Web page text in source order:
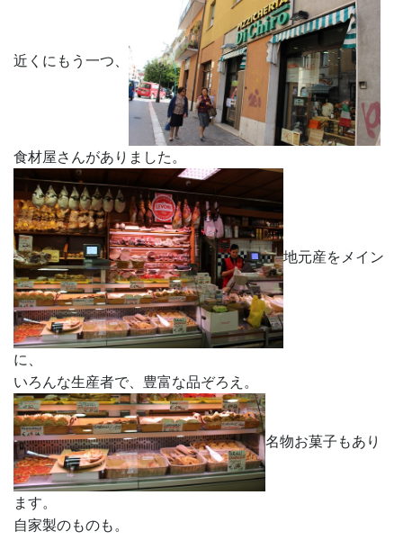
近くにもう一つ、
食材屋さんがありました。
地元産をメイン
に、
いろんな生産者で、豊富な品ぞろえ。
名物お菓子もあり
ます。
自家製のものも。